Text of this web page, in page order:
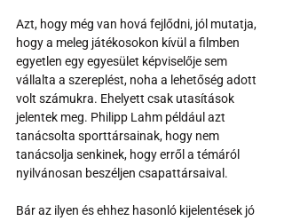
Azt, hogy még van hová fejlődni, jól mutatja,
hogy a meleg játékosokon kívül a filmben
egyetlen egy egyesület képviselője sem
vállalta a szereplést, noha a lehetőség adott
volt számukra. Ehelyett csak utasítások
jelentek meg. Philipp Lahm például azt
tanácsolta sporttársainak, hogy nem
tanácsolja senkinek, hogy erről a témáról
nyilvánosan beszéljen csapattársaival.
Bár az ilyen és ehhez hasonló kijelentések jó